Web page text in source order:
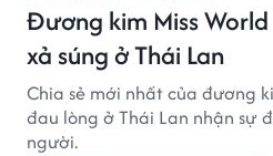
Đương kim Miss
xả súng ở Thái Lan
Chia sẻ mới nhất của đương
đau lòng ở Thái Lan nhận sự
người.